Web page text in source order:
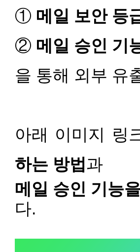
① 메일 보안 등
② 메일 승인 기
을 통해 외부 유
아래 이미지 링
하는 방법과
메일 승인 기능
다.